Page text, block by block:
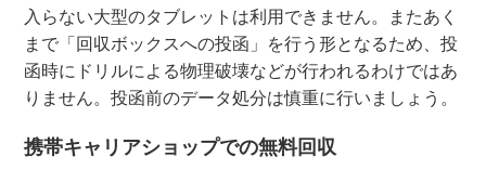
入らない大型のタブレットは利用できません。またあく
まで「回収ボックスへの投函」を行う形となるため、投
函時にドリルによる物理破壊などが行われるわけではあ
りません。投函前のデータ処分は慎重に行いましょう。
携帯キャリアショップでの無料回収